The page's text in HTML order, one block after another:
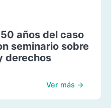
años del caso
seminario sobre
derechos
Ver más →